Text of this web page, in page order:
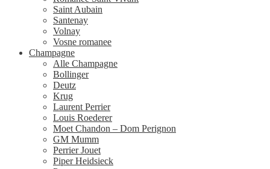
Saint Aubain
Santenay
Volnay
Vosne romanee
Champagne
Alle Champagne
Bollinger
Deutz
Krug
Laurent Perrier
Louis Roederer
Moet Chandon – Dom Perignon
GM Mumm
Perrier Jouet
Piper Heidsieck